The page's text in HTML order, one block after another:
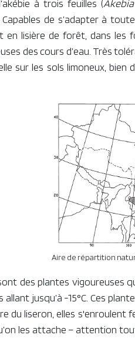
à trois feuilles (
de s’adapter à
en lisière de forêt, dans
des cours d’eau. Très
sur les sols limoneux,
Aire de répartition
des plantes vigoureuses
jusqu’à -15°C. Ces
du liseron, elles
les attache – attention